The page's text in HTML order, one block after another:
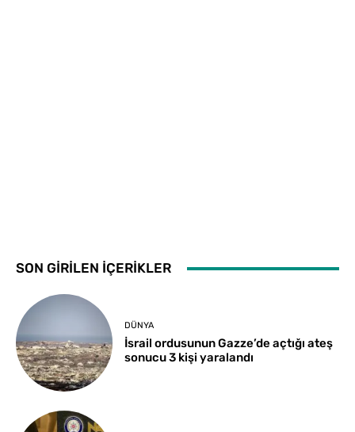
SON GİRİLEN İÇERİKLER
DÜNYA
İsrail ordusunun Gazze’de açtığı ateş
sonucu 3 kişi yaralandı